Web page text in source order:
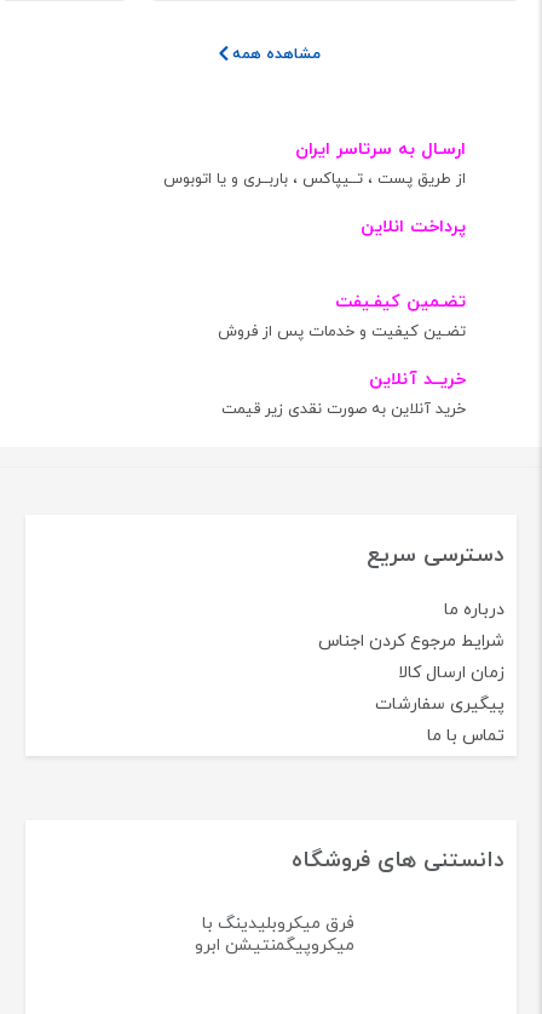
مشاهده همه
ارسـال به سرتاسر ایران
از طریق پست ، تــیپاکس ، باربــری و یا اتوبوس
پرداخت انلاین
تضـمین کیفـیفت
تضـین کیفیت و خدمات پس از فروش
خریــد آنلاین
خرید آنلاین به صورت نقدی زیر قیمت
دسترسی سریع
درباره ما
شرایط مرجوع کردن اجناس
زمان ارسال کالا
پیگیری سفارشات
تماس با ما
دانستنی های فروشگاه
فرق میکروبلیدینگ با
میکروپیگمنتیشن ابرو